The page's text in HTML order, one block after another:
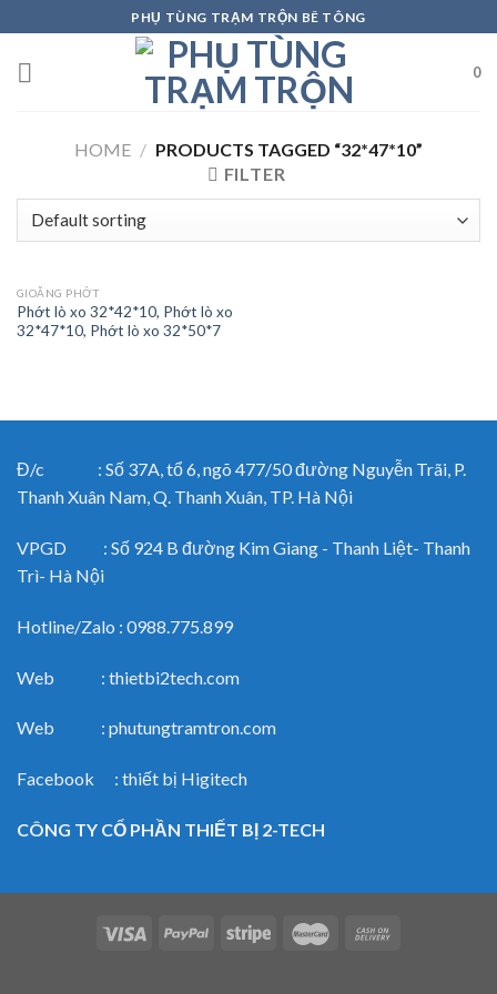
to
content
PHỤ TÙNG TRẠM TRỘN BÊ TÔNG
0
HOME / PRODUCTS TAGGED “32*47*10”
FILTER
GIOĂNG PHỚT
Phớt lò xo 32*42*10, Phớt lò xo
32*47*10, Phớt lò xo 32*50*7
Đ/c : Số 37A, tổ 6, ngõ 477/50 đường Nguyễn Trãi, P.
Thanh Xuân Nam, Q. Thanh Xuân, TP. Hà Nội
VPGD : Số 924 B đường Kim Giang - Thanh Liệt- Thanh
Trì- Hà Nội
Hotline/Zalo : 0988.775.899
Web : thietbi2tech.com
Web : phutungtramtron.com
Facebook : thiết bị Higitech
CÔNG TY CỔ PHẦN THIẾT BỊ 2-TECH